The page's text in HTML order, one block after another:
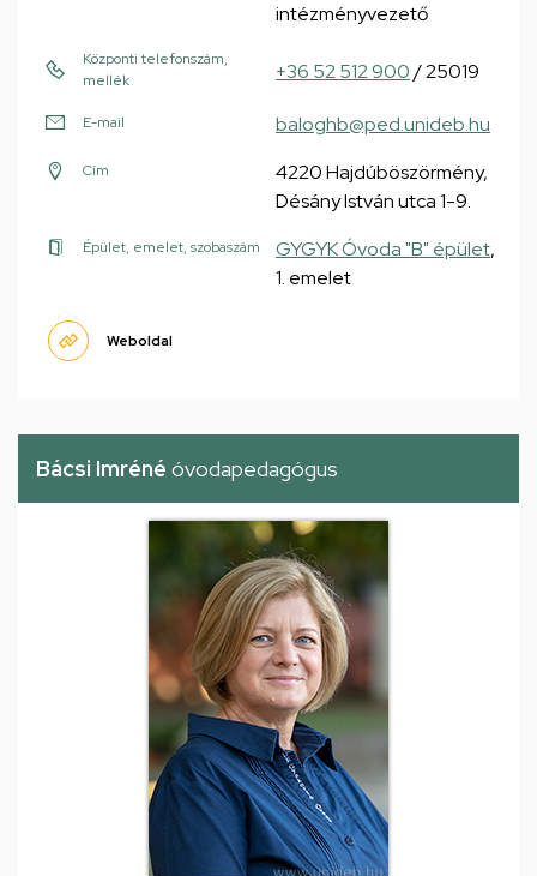
intézményvezető
Központi telefonszám,
mellék
+36 52 512 900/ 25019
E-mail baloghb@ped.unideb.hu
Cím
4220 Hajdúböszörmény,
Désány István utca 1-9.
Épület, emelet, szobaszám GYGYK Óvoda "B" épület,
1. emelet
Weboldal
Bácsi Imréné óvodapedagógus